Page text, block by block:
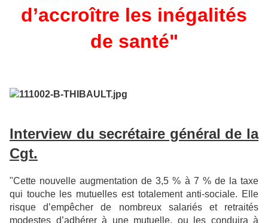
d’accroître les inégalités
de santé"
Interview du secrétaire général de la
Cgt.
"Cette nouvelle augmentation de 3,5 % à 7 % de la taxe
qui touche les mutuelles est totalement anti-sociale. Elle
risque d’empêcher de nombreux salariés et retraités
modestes d’adhérer à une mutuelle, ou les conduira à